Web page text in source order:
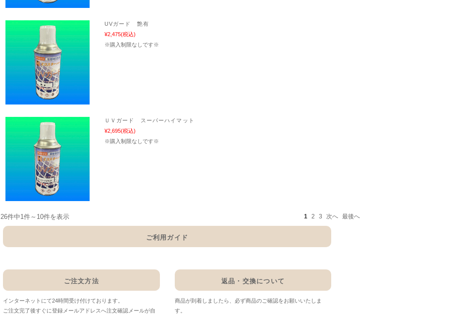
UVガード 艶有
¥2,475(税込)
※購入制限なしです※
ＵＶガード スーパーハイマット
¥2,695(税込)
※購入制限なしです※
26件中1件～10件を表示 1 2 3 次へ 最後へ
ご利用ガイド
ご注文方法
インターネットにて24時間受け付けております。
ご注文完了後すぐに登録メールアドレスへ注文確認メールが自
返品・交換について
商品が到着しましたら、必ず商品のご確認をお願いいたしま
す。